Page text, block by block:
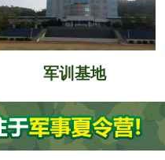
军训基地